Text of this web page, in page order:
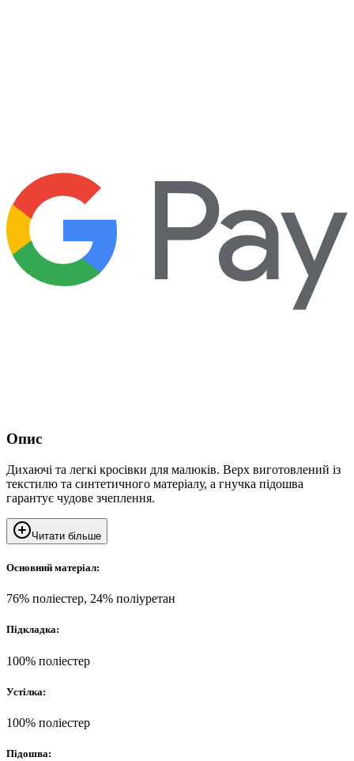
Опис
Дихаючі та легкі кросівки для малюків. Верх виготовлений із
текстилю та синтетичного матеріалу, а гнучка підошва
гарантує чудове зчеплення.
Читати більше
Основний матеріал:
76% поліестер, 24% поліуретан
Підкладка:
100% поліестер
Устілка:
100% поліестер
Підошва: